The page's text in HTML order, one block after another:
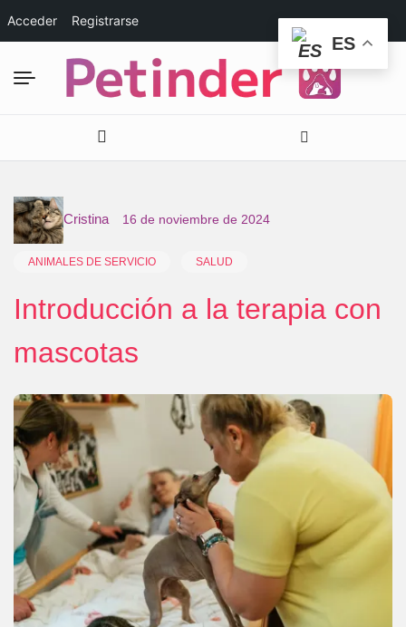
Acceder Registrarse
Cristina 16 de noviembre de 2024
ANIMALES DE SERVICIO SALUD
Introducción a la terapia con
mascotas
ES